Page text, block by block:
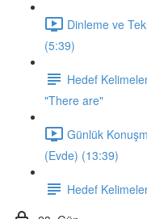
Dinleme ve
(5:39)
Hedef
"There are"
Günlük
(Evde) (13:39)
Hedef